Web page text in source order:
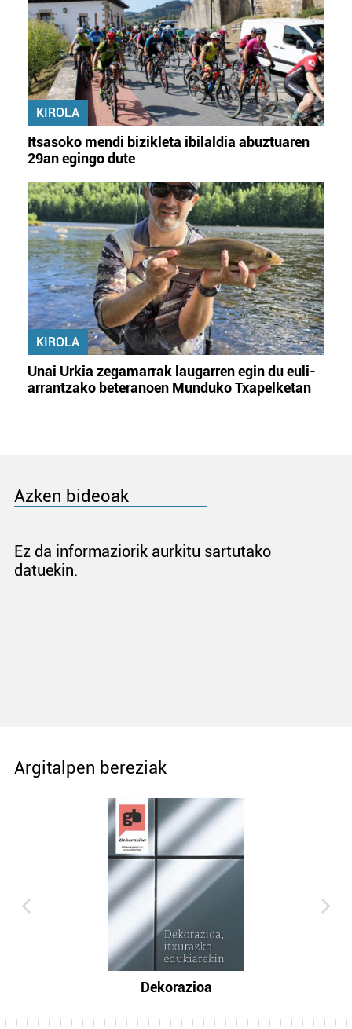
KIROLA
Itsasoko mendi bizikleta ibilaldia abuztuaren
29an egingo dute
KIROLA
Unai Urkia zegamarrak laugarren egin du euli-
arrantzako beteranoen Munduko Txapelketan
Azken bideoak
Ez da informaziorik aurkitu sartutako
datuekin.
Argitalpen bereziak
Dekorazioa